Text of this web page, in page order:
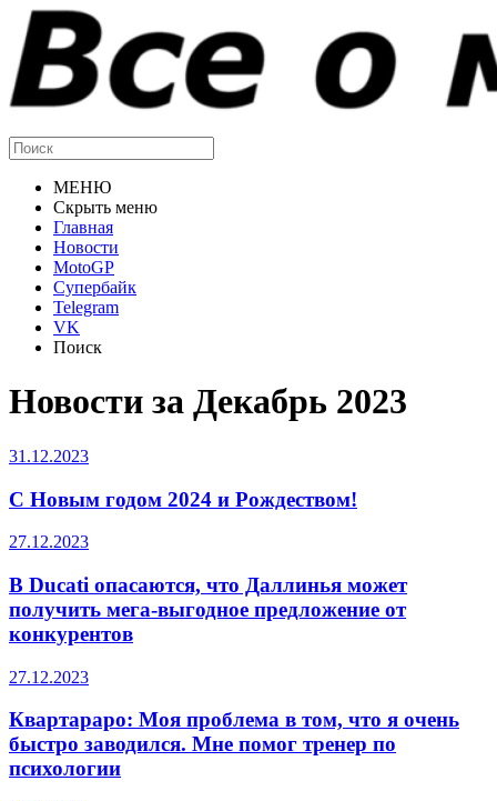
МЕНЮ
Скрыть меню
Главная
Новости
MotoGP
Супербайк
Telegram
VK
Поиск
Новости за Декабрь 2023
31.12.2023
С Новым годом 2024 и Рождеством!
27.12.2023
В Ducati опасаются, что Даллинья может
получить мега-выгодное предложение от
конкурентов
27.12.2023
Квартараро: Моя проблема в том, что я очень
быстро заводился. Мне помог тренер по
психологии